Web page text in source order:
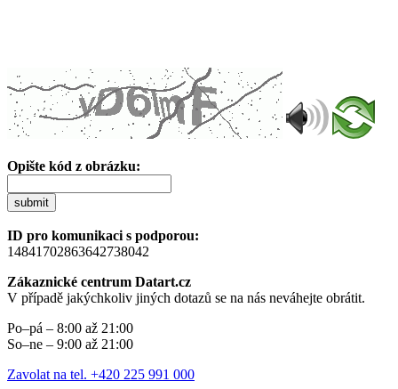
Opište kód z obrázku:
submit
ID pro komunikaci s podporou:
14841702863642738042
Zákaznické centrum Datart.cz
V případě jakýchkoliv jiných dotazů se na nás neváhejte obrátit.
Po–pá – 8:00 až 21:00
So–ne – 9:00 až 21:00
Zavolat na tel. +420 225 991 000